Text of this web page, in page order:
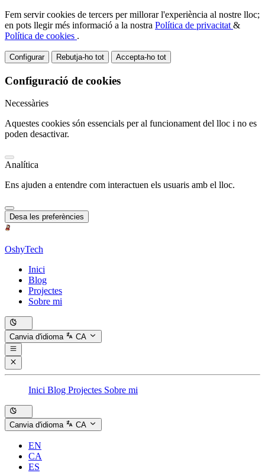
Fem servir cookies de tercers per millorar l'experiència al nostre lloc;
en pots llegir més informació a la nostra Política de privacitat &
Política de cookies .
Configurar Rebutja-ho tot Accepta-ho tot
Configuració de cookies
Necessàries
Aquestes cookies són essencials per al funcionament del lloc i no es
poden desactivar.
Analítica
Ens ajuden a entendre com interactuen els usuaris amb el lloc.
Desa les preferències
OshyTech
Inici
Blog
Projectes
Sobre mi
Canvia d'idioma CA
Inici Blog Projectes Sobre mi
Canvia d'idioma CA
EN
CA
ES